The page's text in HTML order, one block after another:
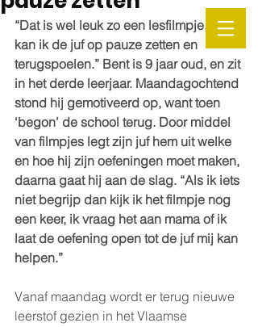
“Dat is wel leuk zo een lesfilmpje, nu
kan ik de juf op pauze zetten en
terugspoelen.” Bent is 9 jaar oud, en zit
in het derde leerjaar. Maandagochtend
stond hij gemotiveerd op, want toen
‘begon’ de school terug. Door middel
van filmpjes legt zijn juf hem uit welke
en hoe hij zijn oefeningen moet maken,
daarna gaat hij aan de slag. “Als ik iets
niet begrijp dan kijk ik het filmpje nog
een keer, ik vraag het aan mama of ik
laat de oefening open tot de juf mij kan
helpen.”
Vanaf maandag wordt er terug nieuwe
leerstof gezien in het Vlaamse